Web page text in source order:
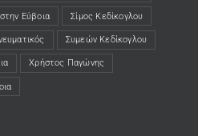
Εύβοια Σίμος Κεδίκογλου
Συμεών Κεδίκογλου
Χρήστος Παγώνης